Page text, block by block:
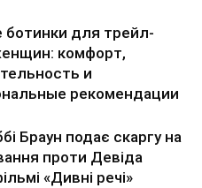
ботинки для трейл-
комфорт,
и
рекомендации
Браун подає скаргу на
проти Девіда
«Дивні речі»